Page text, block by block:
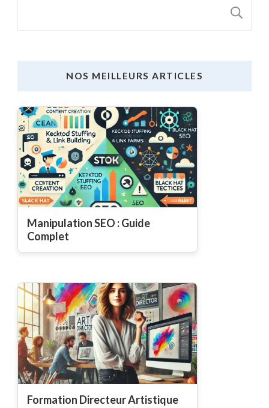
NOS MEILLEURS ARTICLES
Manipulation SEO : Guide
Complet
Formation Directeur Artistique